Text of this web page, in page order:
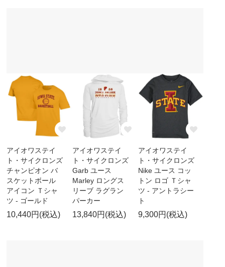
アイオワステイ
ト・サイクロンズ
チャンピオン バ
スケットボール
アイコン Ｔシャ
ツ - ゴールド
10,440円(税込)
アイオワステイ
ト・サイクロンズ
Garb ユース
Marley ロングス
リーブ ラグラン
パーカー
13,840円(税込)
アイオワステイ
ト・サイクロンズ
Nike ユース コッ
トン ロゴ Ｔシャ
ツ - アントラシー
ト
9,300円(税込)